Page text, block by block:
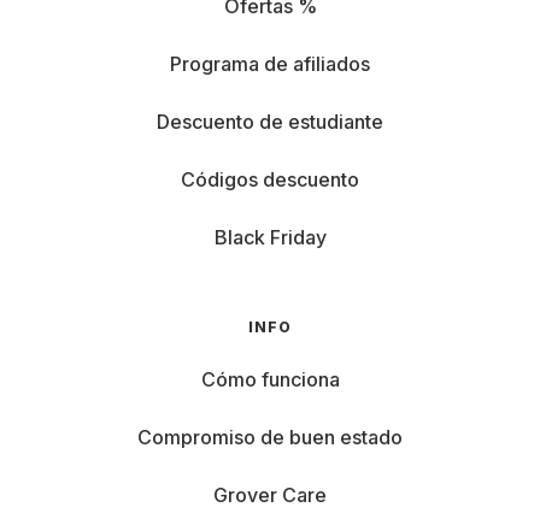
Ofertas %
Programa de afiliados
Descuento de estudiante
Códigos descuento
Black Friday
INFO
Cómo funciona
Compromiso de buen estado
Grover Care